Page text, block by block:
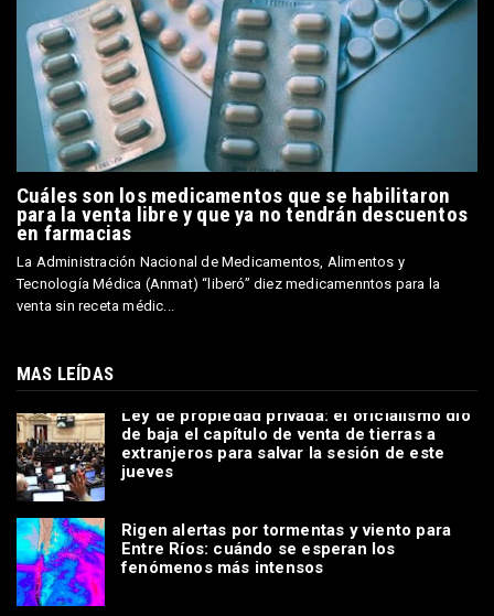
Cuáles son los medicamentos que se habilitaron
para la venta libre y que ya no tendrán descuentos
en farmacias
La Administración Nacional de Medicamentos, Alimentos y
Tecnología Médica (Anmat) “liberó” diez medicamenntos para la
venta sin receta médic...
MAS LEÍDAS
Ley de propiedad privada: el oficialismo dio
de baja el capítulo de venta de tierras a
extranjeros para salvar la sesión de este
jueves
Rigen alertas por tormentas y viento para
Entre Ríos: cuándo se esperan los
fenómenos más intensos